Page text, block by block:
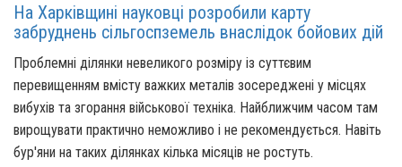
На Харківщині науковці розробили карту
забруднень сільгоспземель внаслідок бойових дій
Проблемні ділянки невеликого розміру із суттєвим
перевищенням вмісту важких металів зосереджені у місцях
вибухів та згорання військової техніка. Найближчим часом там
вирощувати практично неможливо і не рекомендується. Навіть
бур'яни на таких ділянках кілька місяців не ростуть.